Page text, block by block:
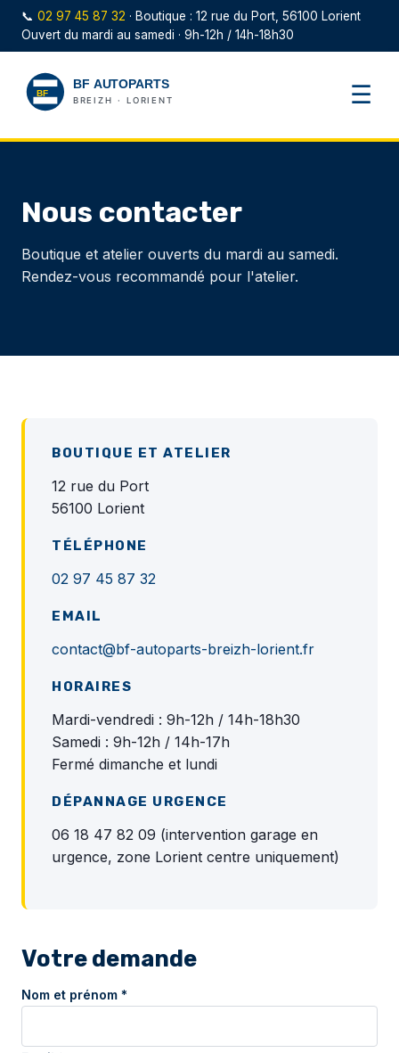
📞 02 97 45 87 32 · Boutique : 12 rue du Port, 56100 Lorient
Ouvert du mardi au samedi · 9h-12h / 14h-18h30
☰
Nous contacter
Boutique et atelier ouverts du mardi au samedi.
Rendez-vous recommandé pour l'atelier.
BOUTIQUE ET ATELIER
12 rue du Port
56100 Lorient
TÉLÉPHONE
02 97 45 87 32
EMAIL
contact@bf-autoparts-breizh-lorient.fr
HORAIRES
Mardi-vendredi : 9h-12h / 14h-18h30
Samedi : 9h-12h / 14h-17h
Fermé dimanche et lundi
DÉPANNAGE URGENCE
06 18 47 82 09 (intervention garage en
urgence, zone Lorient centre uniquement)
Votre demande
Nom et prénom *